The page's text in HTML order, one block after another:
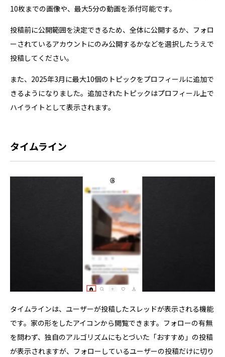
10枚までの画像や、最大5分の動画を添付可能です。
投稿前に公開範囲を決定できるため、全体に公開するか、フォロ
ーされているアカウントにのみ公開するかなどを選択したうえで
投稿してください。
また、2025年3月に最大10個のトピックをプロフィールに追加で
きるようになりました。追加されたトピックはプロフィール上で
ハイライトとして表示されます。
タイムライン
タイムラインは、ユーザーが投稿したスレッドが表示される機能
です。家の形をしたアイコンから閲覧できます。フォローの有無
を問わず、独自のアルゴリズムにもとづいた「おすすめ」の投稿
が表示されますが、フォローしているユーザーの投稿だけに切り